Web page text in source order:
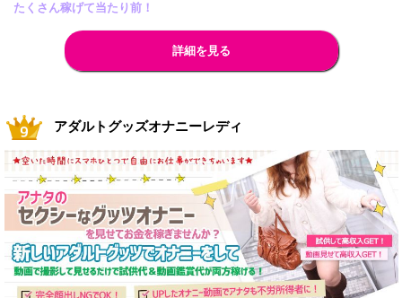
たくさん稼げて当たり前！
詳細を見る
アダルトグッズオナニーレディ